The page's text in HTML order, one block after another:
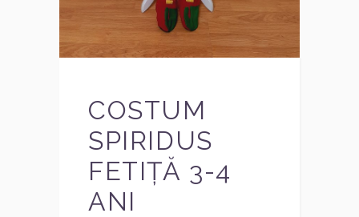
COSTUM
SPIRIDUS
FETIȚĂ 3-4
ANI